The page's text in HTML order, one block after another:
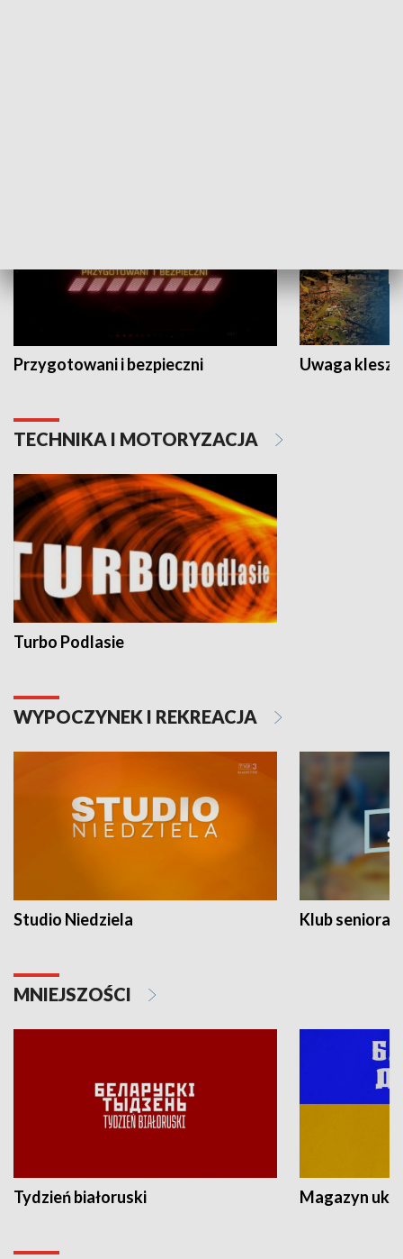
Przygotowani i bezpieczni Uwaga
TECHNIKA I MOTORYZACJA
Turbo Podlasie
WYPOCZYNEK I REKREACJA
Studio Niedziela Klub seniora
MNIEJSZOŚCI
Tydzień białoruski Magazyn